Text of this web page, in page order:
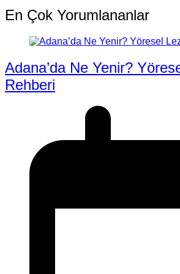
En Çok Yorumlananlar
Adana’da Ne Yenir?
Rehberi